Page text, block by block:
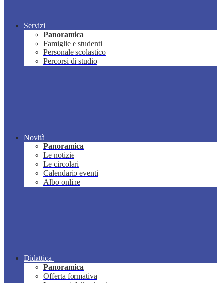
Servizi
Panoramica
Famiglie e studenti
Personale scolastico
Percorsi di studio
Novità
Panoramica
Le notizie
Le circolari
Calendario eventi
Albo online
Didattica
Panoramica
Offerta formativa